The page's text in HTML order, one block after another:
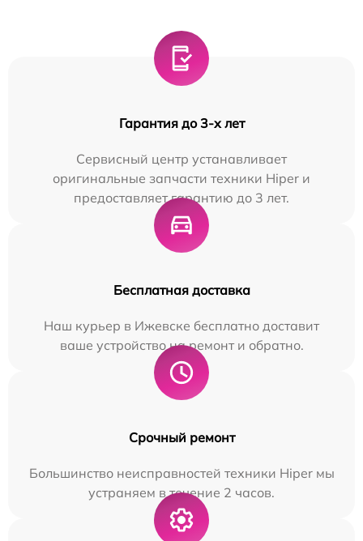
Гарантия до 3-х лет
Сервисный центр устанавливает
оригинальные запчасти техники Hiper и
предоставляет гарантию до 3 лет.
Бесплатная доставка
Наш курьер в Ижевске бесплатно доставит
ваше устройство на ремонт и обратно.
Срочный ремонт
Большинство неисправностей техники Hiper мы
устраняем в течение 2 часов.